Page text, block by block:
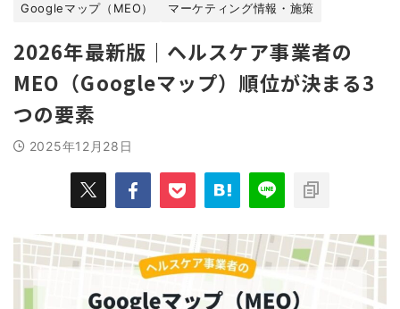
Googleマップ（MEO） マーケティング情報・施策
2026年最新版｜ヘルスケア事業者の
MEO（Googleマップ）順位が決まる3
つの要素
2025年12月28日